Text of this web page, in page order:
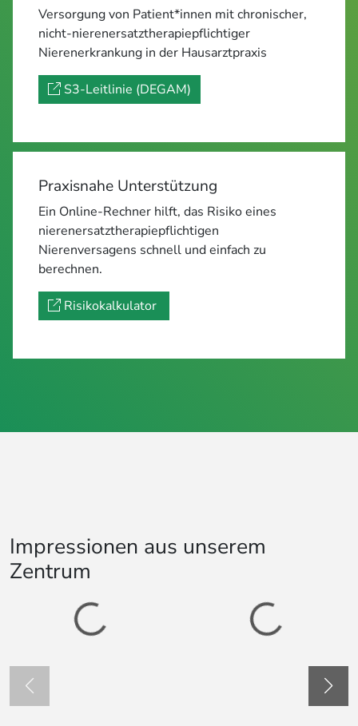
Versorgung von Patient*innen mit chronischer,
nicht-nierenersatztherapiepflichtiger
Nierenerkrankung in der Hausarztpraxis
S3-Leitlinie (DEGAM)
Praxisnahe Unterstützung
Ein Online-Rechner hilft, das Risiko eines
nierenersatztherapiepflichtigen
Nierenversagens schnell und einfach zu
berechnen.
Risikokalkulator
Impressionen aus unserem
Zentrum